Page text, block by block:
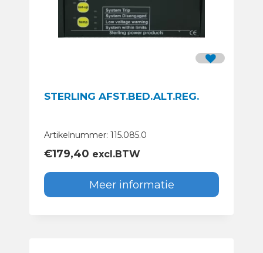
STERLING AFST.BED.ALT.REG.
Artikelnummer: 115.085.0
€179,40 excl.BTW
Meer informatie